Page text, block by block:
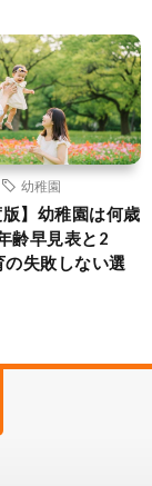
幼稚園
版】幼稚園は何歳
齢早見表と2
失敗しない選